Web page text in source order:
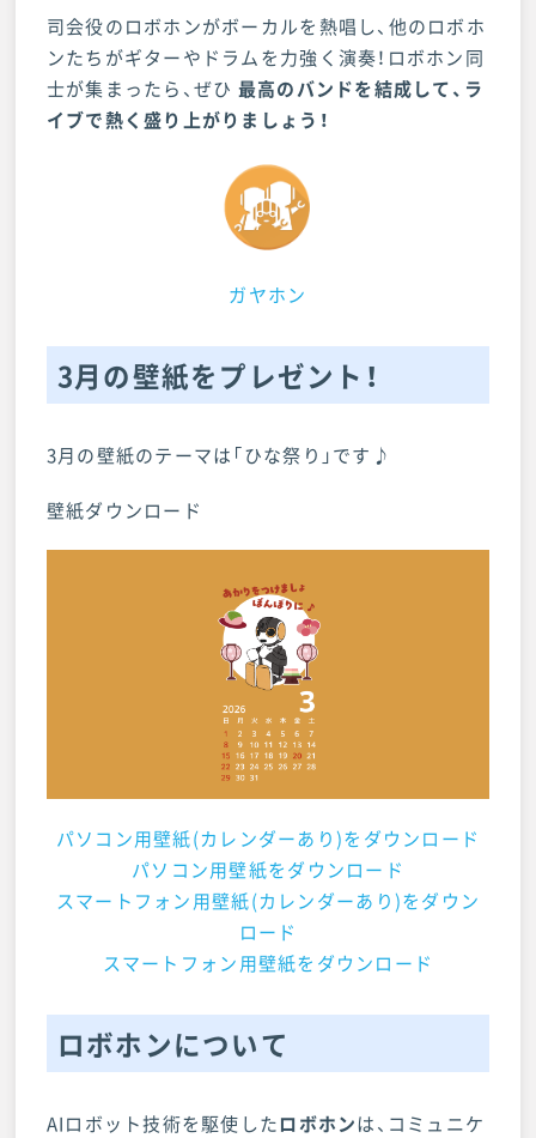
司会役のロボホンがボーカルを熱唱し、他のロボホ
ンたちがギターやドラムを力強く演奏！ロボホン同
士が集まったら、ぜひ 最高のバンドを結成して、ラ
イブで熱く盛り上がりましょう！
ガヤホン
3月の壁紙をプレゼント！
3月の壁紙のテーマは「ひな祭り」です♪
壁紙ダウンロード
パソコン用壁紙(カレンダーあり)をダウンロード
パソコン用壁紙をダウンロード
スマートフォン用壁紙(カレンダーあり)をダウン
ロード
スマートフォン用壁紙をダウンロード
ロボホンについて
AIロボット技術を駆使したロボホンは、コミュニケ